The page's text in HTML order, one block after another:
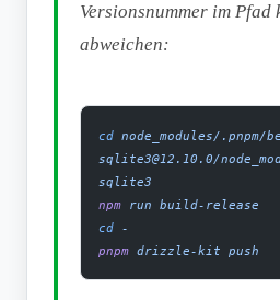
Versionsnummer im
abweichen:
cd node_modules/.pnpm/
sqlite3@12.10.0/
sqlite3
npm run build-release
cd -
pnpm drizzle-kit push